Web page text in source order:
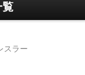
覧
スラー